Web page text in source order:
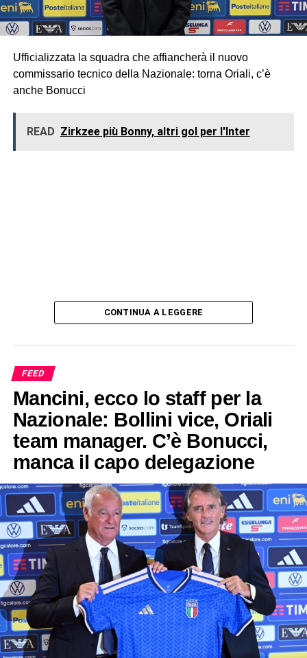
Ufficializzata la squadra che affiancherà il nuovo
commissario tecnico della Nazionale: torna Oriali, c’è
anche Bonucci
READ Zirkzee più Bonny, altri gol per l'Inter
CONTINUA A LEGGERE
FEED
Mancini, ecco lo staff per la
Nazionale: Bollini vice, Oriali
team manager. C’è Bonucci,
manca il capo delegazione